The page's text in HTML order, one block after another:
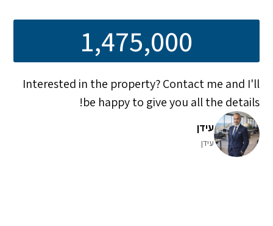
1,475,000
Interested in the property? Contact me and I'll
be happy to give you all the details!
עידן
עידן